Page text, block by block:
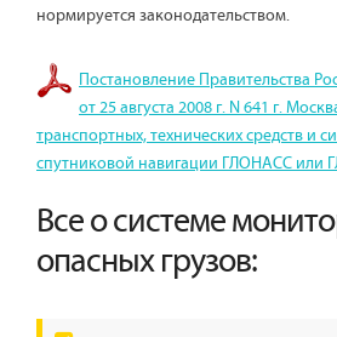
нормируется законодательством.
Постановление Правительства
от 25 августа 2008 г. N 641 г.
транспортных, технических средств и
спутниковой навигации ГЛОНАСС или
Все о системе
опасных грузов: